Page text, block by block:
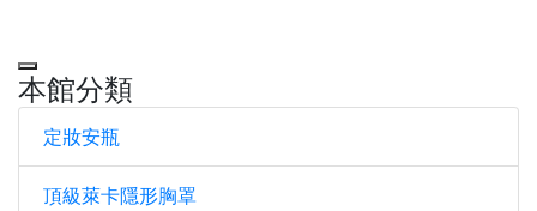
本館分類
定妝安瓶
頂級萊卡隱形胸罩